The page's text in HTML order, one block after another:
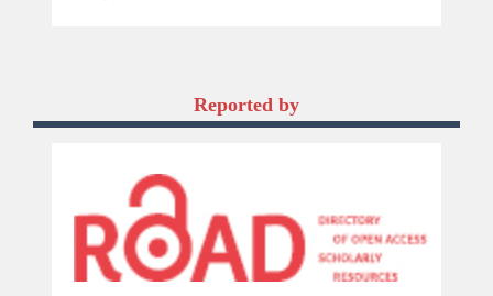
Reported by